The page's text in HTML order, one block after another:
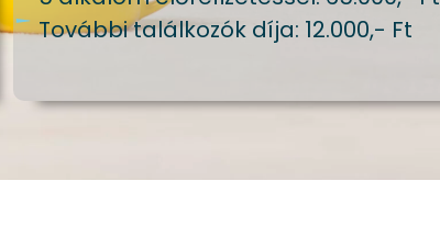
További találkozók díja: 12.000,- Ft